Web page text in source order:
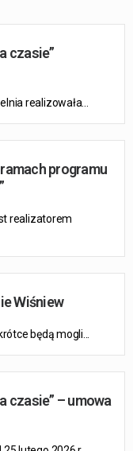
czasie”
realizowała...
programu
realizatorem
Wiśniew
będą mogli...
czasie” – umowa